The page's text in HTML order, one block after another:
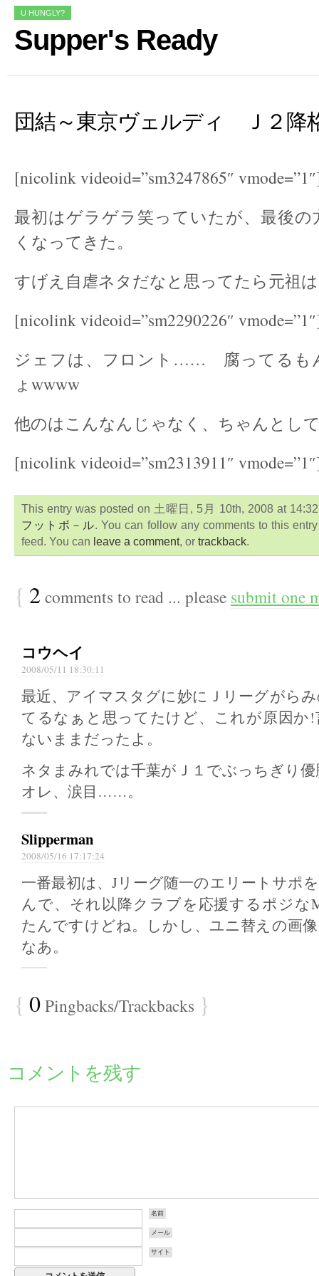
U HUNGLY?
Supper's Ready
団結～東京ヴェルディ Ｊ２降
[nicolink videoid=”sm3247865″
最初はゲラゲラ笑っていたが、最後の
くなってきた。
すげえ自虐ネタだなと思ってたら元祖
[nicolink videoid=”sm2290226″
ジェフは、フロント…… 腐ってる
ょwwww
他のはこんなんじゃなく、ちゃんとし
[nicolink videoid=”sm2313911″
This entry was posted on 土曜日, 5月 10th, 2008 at
フットボ－ル. You can follow any comments to this
feed. You can leave a comment, or trackback.
{ 2 comments to read ... please submit one
コウヘイ
2008/05/11 18:30:11
最近、アイマスタグに妙にＪリーグがら
てるなぁと思ってたけど、これが原因か
ないままだったよ。
ネタまみれでは千葉がＪ１でぶっちぎり
オレ、涙目……。
Slipperman
2008/05/16 17:17:24
一番最初は、Jリーグ随一のエリートサポ
んで、それ以降クラブを応援するポジな
たんですけどね。しかし、ユニ替えの画
なあ。
{ 0Pingbacks/Trackbacks }
コメントを残す
名前
メール
サイト